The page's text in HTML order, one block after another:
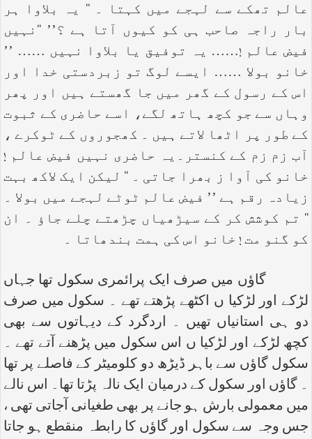
عالم تھکے سے لہجے میں کہتا ۔ ‘‘ یہ بلاوا ہر
بار راجہ صاحب ہی کو کیوں آتا ہے ؟’’ ‘‘نہیں
فیض عالم !…… یہ توفیق یا بلاوا نہیں …… ’’
خانو بولا …… ایسے لوگ تو زبردستی خدا اور
اس کے رسول کے گھر میں جا گھستے ہیں اور پھر
وہاں سے جو کچھ ہاتھ لگے، اسے حاضری کے ثبوت
کے طور پر اٹھا لاتے ہیں ۔ کھجوروں کے ٹوکرے ،
آب زم زم کے کنستر۔یہ حاضری نہیں فیض عالم !
خانو کی آوا ز بھرا جاتی ۔ ‘‘ لیکن ایک لاکھ بہت
زیادہ رقم ہے ’’ فیض عالم ٹوٹے لہجے میں بولا ۔
‘‘ تم کوشش کر کے سیڑھیاں چڑھتے چلے جاؤ ۔ ان
کو گنو مت ! خانو اس کی ہمت بندھاتا ۔
گاؤں میں صرف ایک پرائمری سکول تھا جہاں
لڑکے اور لڑکیا ں اکٹھے پڑھتے تھے ۔ سکول میں صرف
دو ہی استانیاں تھیں ۔ اردگرد کے دیہاتوں سے بھی
کچھ لڑکے اور لڑکیا ں اس سکول میں پڑھنے آتے تھے ۔
سکول گاؤں سے باہر ڈیڑھ دو کلومیٹر کے فاصلے پر تھا
۔ گاؤں اور سکول کے درمیان ایک نالہ پڑتا تھا۔ اس نالے
میں معمولی بارش ہو جانے پر بھی طغیانی آجاتی تھی ،
جس وجہ سے سکول اور گاؤں کا رابطہ منقطع ہو جاتا